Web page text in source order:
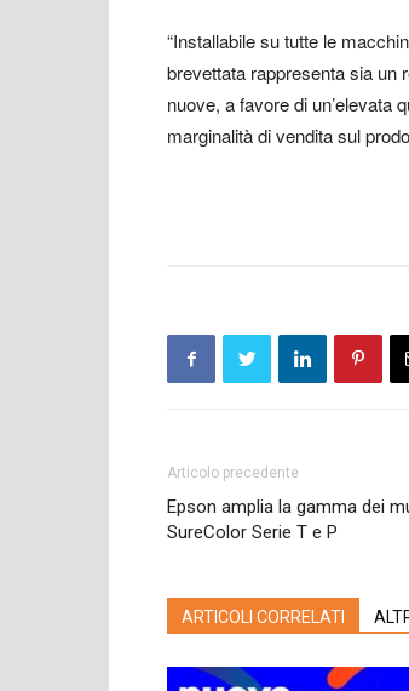
“Installabile su tutte le
brevettata rappresenta sia un
nuove, a favore di un’elevata
marginalità di vendita sul
Articolo precedente
Epson amplia la gamma dei
SureColor Serie T e P
ARTICOLI CORRELATI